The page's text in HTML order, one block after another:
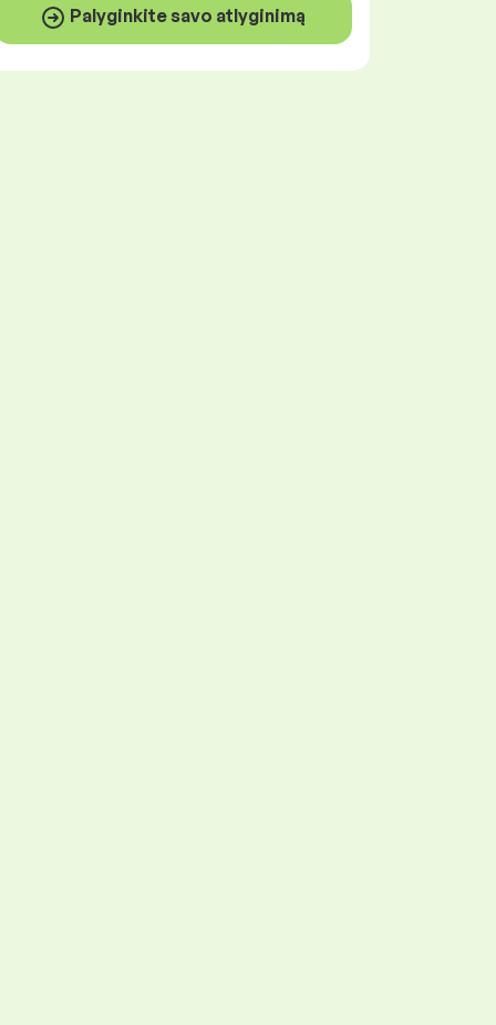
Palyginkite savo atlyginimą